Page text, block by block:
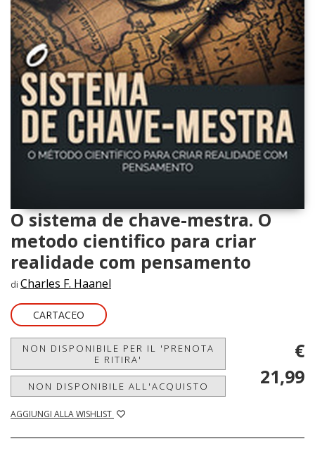
O sistema de chave-mestra. O
metodo cientifico para criar
realidade com pensamento
di Charles F. Haanel
CARTACEO
NON DISPONIBILE PER IL 'PRENOTA
E RITIRA'
NON DISPONIBILE ALL'ACQUISTO
AGGIUNGI ALLA WISHLIST
€
21,99